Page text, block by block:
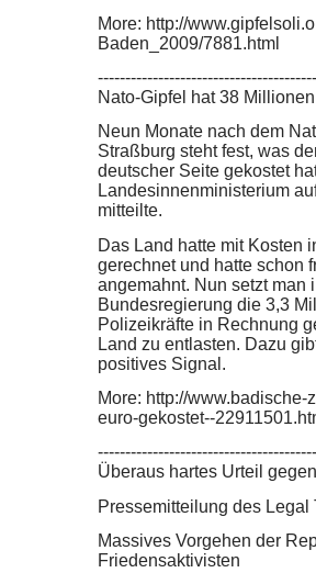
More: http://
Baden_2009/7881.html
Nato-Gipfel hat 38
Neun Monate nach dem
Straßburg steht fest, was
deutscher Seite gekostet
Landesinnenministerium
mitteilte.
Das Land hatte mit Kosten
gerechnet und hatte schon
angemahnt. Nun setzt man
Bundesregierung die 3,3
Polizeikräfte in Rechnung
Land zu entlasten. Dazu
positives Signal.
More: http://
euro-gekostet--
Überaus hartes Urteil
Pressemitteilung des Legal
Massives Vorgehen der
Friedensaktivisten